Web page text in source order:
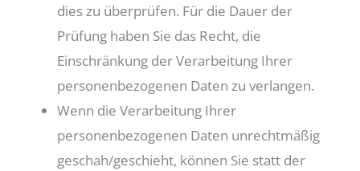
dies zu überprüfen. Für die Dauer der
Prüfung haben Sie das Recht, die
Einschränkung der Verarbeitung Ihrer
personenbezogenen Daten zu verlangen.
Wenn die Verarbeitung Ihrer
personenbezogenen Daten unrechtmäßig
geschah/geschieht, können Sie statt der